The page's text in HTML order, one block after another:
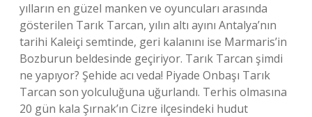
yılların en güzel manken ve oyuncuları arasında
gösterilen Tarık Tarcan, yılın altı ayını Antalya’nın
tarihi Kaleiçi semtinde, geri kalanını ise Marmaris’in
Bozburun beldesinde geçiriyor. Tarık Tarcan şimdi
ne yapıyor? Şehide acı veda! Piyade Onbaşı Tarık
Tarcan son yolculuğuna uğurlandı. Terhis olmasına
20 gün kala Şırnak’ın Cizre ilçesindeki hudut